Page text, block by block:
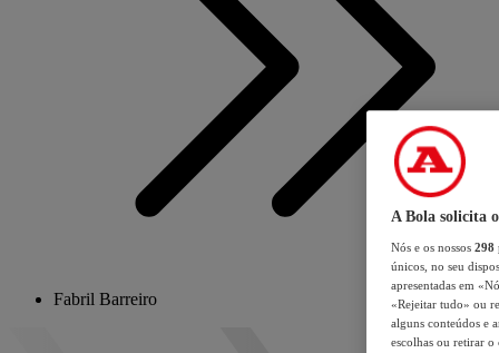
Fabril Barreiro
A Bola solicita
Nós e os nossos 298
únicos, no seu
apresentadas em
«Rejeitar tudo» ou
alguns conteúdos e
escolhas ou retirar